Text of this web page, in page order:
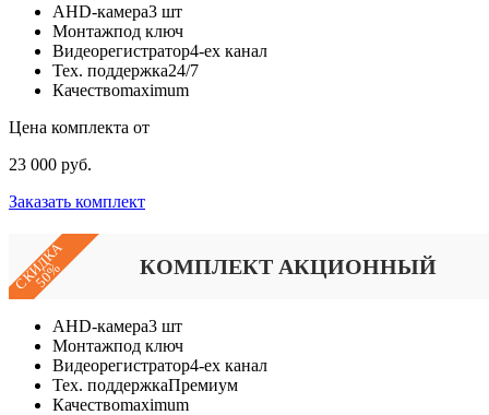
AHD-камера3 шт
Монтажпод ключ
Видеорегистратор4-ех канал
Тех. поддержка24/7
Качествоmaximum
Цена комплекта от
23 000 руб.
Заказать комплект
СКИДКА
50% КОМПЛЕКТ АКЦИОННЫЙ
AHD-камера3 шт
Монтажпод ключ
Видеорегистратор4-ех канал
Тех. поддержкаПремиум
Качествоmaximum